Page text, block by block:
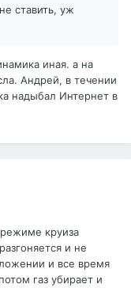
ставить, уж
иная. а на
Андрей, в течении
надыбал Интернет в
круиза
и не
и все время
газ убирает и